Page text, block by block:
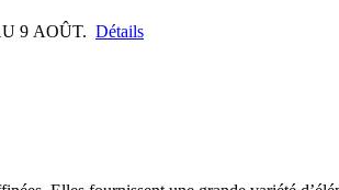
9 AOÛT. Détails